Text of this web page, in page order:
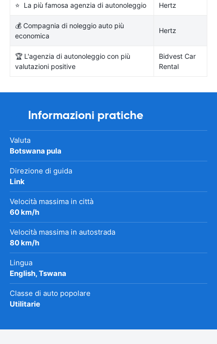
⭐ La più famosa agenzia di autonoleggio Hertz
💰 Compagnia di noleggio auto più
economica
Hertz
🏆 L'agenzia di autonoleggio con più
valutazioni positive
Bidvest Car
Rental
Informazioni pratiche
Valuta
Botswana pula
Direzione di guida
Link
Velocità massima in città
60 km/h
Velocità massima in autostrada
80 km/h
Lingua
English, Tswana
Classe di auto popolare
Utilitarie